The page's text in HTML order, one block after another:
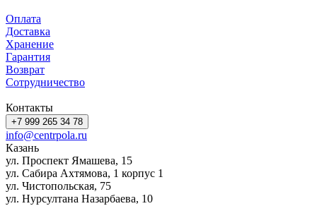
Оплата
Доставка
Хранение
Гарантия
Возврат
Сотрудничество
Контакты
+7 999 265 34 78
info@centrpola.ru
Казань
ул. Проспект Ямашева, 15
ул. Сабира Ахтямова, 1 корпус 1
ул. Чистопольская, 75
ул. Нурсултана Назарбаева, 10